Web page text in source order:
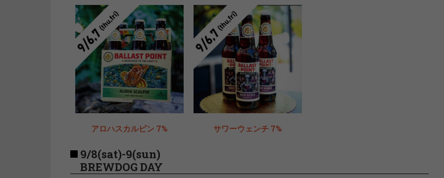
アロハスカルピン 7% サワーウェンチ 7%
9/8(sat)-9(sun)
BREWDOG DAY